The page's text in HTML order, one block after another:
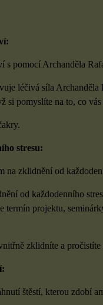
s pomocí Archanděla
léčivá síla
si pomyslíte na to, co
stresu:
na zklidnění od
od každodenního
termín projektu,
zklidníte a
štěstí, kterou zdobí